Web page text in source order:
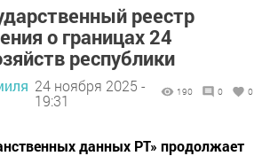
реестр
о границах 24
республики
24 ноября 2025 -
19:31
190 0 0
данных РТ» продолжает